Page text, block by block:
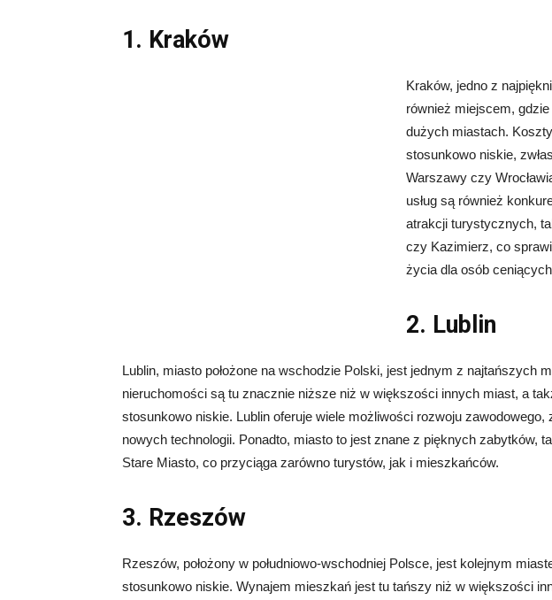
1. Kraków
Kraków, jedno z
również miejscem,
dużych miastach.
stosunkowo niskie,
Warszawy czy
usług są również
atrakcji turystycznych,
czy Kazimierz, co
życia dla osób
2. Lublin
Lublin, miasto położone na wschodzie Polski, jest jednym z najtańszych
nieruchomości są tu znacznie niższe niż w większości innych miast, a
stosunkowo niskie. Lublin oferuje wiele możliwości rozwoju zawodowego,
nowych technologii. Ponadto, miasto to jest znane z pięknych zabytków,
Stare Miasto, co przyciąga zarówno turystów, jak i mieszkańców.
3. Rzeszów
Rzeszów, położony w południowo-wschodniej Polsce, jest kolejnym
stosunkowo niskie. Wynajem mieszkań jest tu tańszy niż w większości